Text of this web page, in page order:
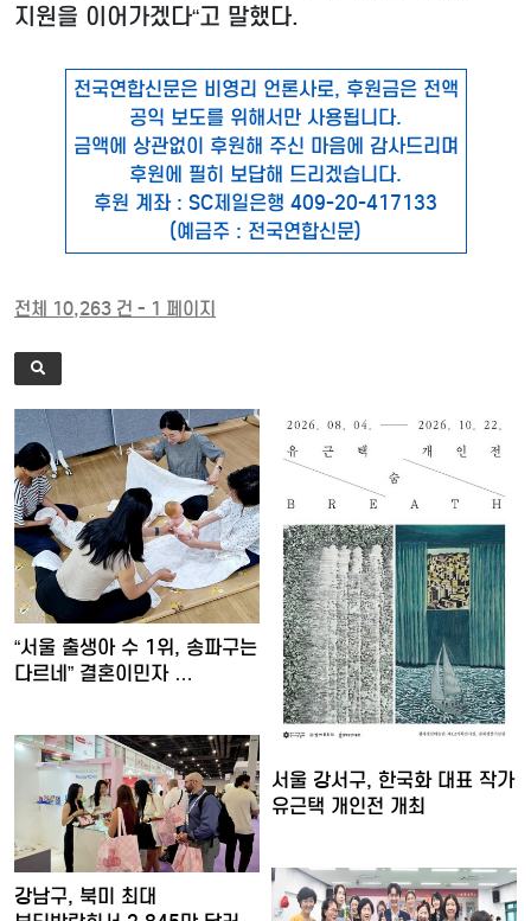
지원을 이어가겠다“고 말했다.
전국연합신문은 비영리 언론사로, 후원금은 전액
공익 보도를 위해서만 사용됩니다.
금액에 상관없이 후원해 주신 마음에 감사드리며
후원에 필히 보답해 드리겠습니다.
후원 계좌 : SC제일은행 409-20-417133
(예금주 : 전국연합신문)
전체 10,263 건 - 1 페이지
“서울 출생아 수 1위, 송파구는
다르네” 결혼이민자 …
서울 강서구, 한국화 대표 작가
유근택 개인전 개최
강남구, 북미 최대